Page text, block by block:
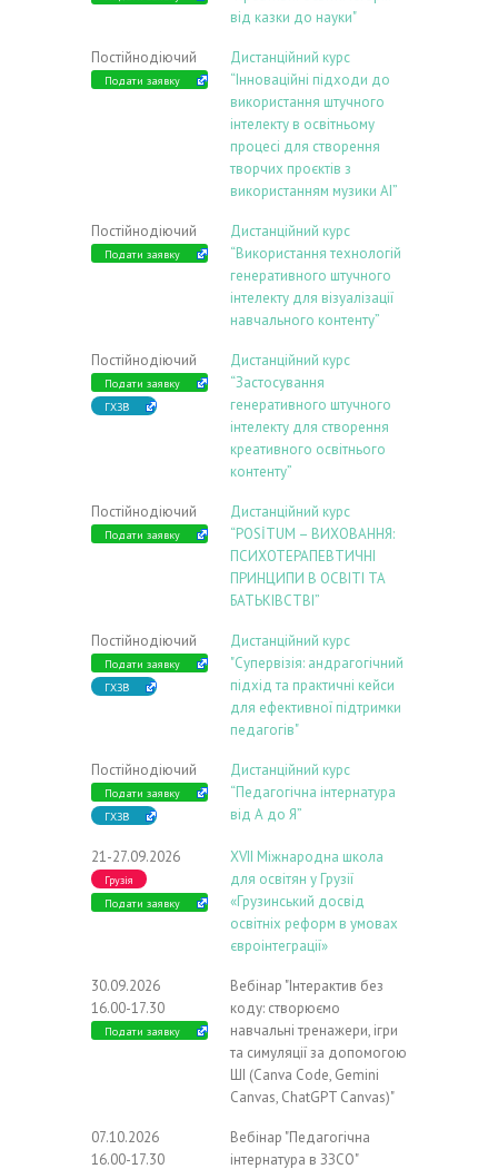
від казки до науки"
Постійнодіючий
Подати заявку
Дистанційний курс
“Інноваційні підходи до
використання штучного
інтелекту в освітньому
процесі для створення
творчих проєктів з
використанням музики АІ”
Постійнодіючий
Подати заявку
Дистанційний курс
“Використання технологій
генеративного штучного
інтелекту для візуалізації
навчального контенту”
Постійнодіючий
Подати заявку
ГХЗВ
Дистанційний курс
“Застосування
генеративного штучного
інтелекту для створення
креативного освітнього
контенту”
Постійнодіючий
Подати заявку
Дистанційний курс
“POSİTUM – ВИХОВАННЯ:
ПСИХОТЕРАПЕВТИЧНІ
ПРИНЦИПИ В ОСВІТІ ТА
БАТЬКІВСТВІ”
Постійнодіючий
Подати заявку
ГХЗВ
Дистанційний курс
"Супервізія: андрагогічний
підхід та практичні кейси
для ефективної підтримки
педагогів"
Постійнодіючий
Подати заявку
ГХЗВ
Дистанційний курс
“Педагогічна інтернатура
від А до Я”
21-27.09.2026
Грузія
Подати заявку
ХVIІ Міжнародна школа
для освітян у Грузії
«Грузинський досвід
освітніх реформ в умовах
євроінтеграції»
30.09.2026
16.00-17.30
Подати заявку
Вебінар "Інтерактив без
коду: створюємо
навчальні тренажери, ігри
та симуляції за допомогою
ШІ (Canva Code, Gemini
Canvas, ChatGPT Canvas)"
07.10.2026
16.00-17.30
Вебінар "Педагогічна
інтернатура в ЗЗСО"